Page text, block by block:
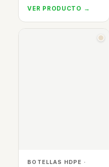
VER PRODUCTO →
BOTELLAS HDPE ·